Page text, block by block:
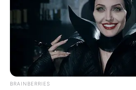
BRAINBERRIES